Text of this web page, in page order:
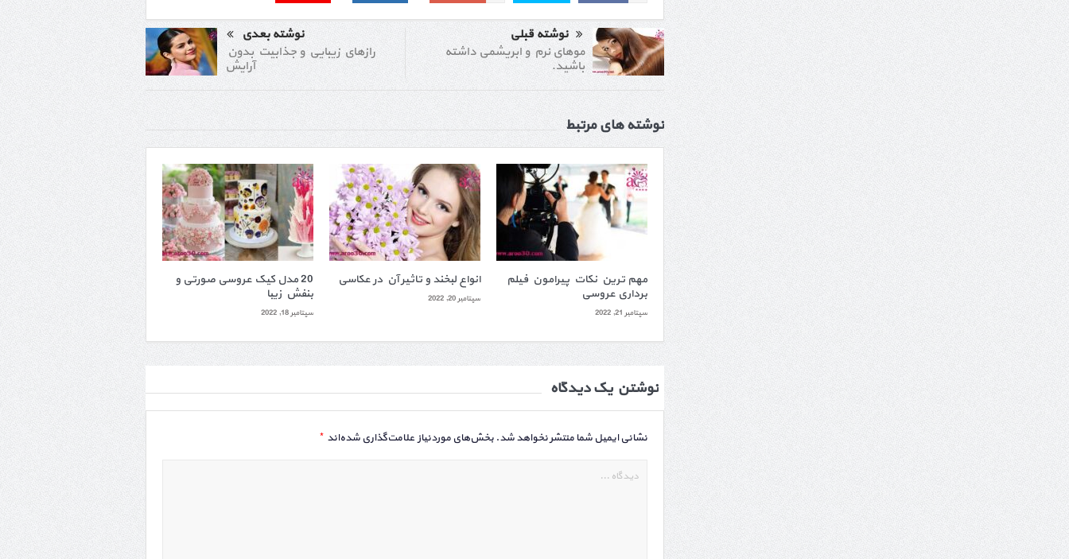
نوشته قبلی
موهای نرم و ابریشمی داشته
باشید.
نوشته بعدی
رازهای زیبایی و جذابیت بدون
آرایش
نوشته های مرتبط
مهم ترین نکات پیرامون فیلم
برداری عروسی
سپتامبر 21, 2022
انواع لبخند و تاثیر آن در عکاسی
سپتامبر 20, 2022
20 مدل کیک عروسی صورتی و
بنفش زیبا
سپتامبر 18, 2022
نوشتن یک دیدگاه
نشانی ایمیل شما منتشر نخواهد شد. بخش‌های موردنیاز علامت‌گذاری شده‌اند *